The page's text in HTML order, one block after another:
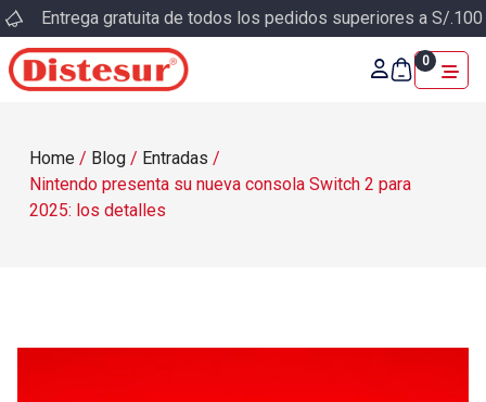
Entrega gratuita de todos los pedidos superiores a S/.100
0
Home / Blog / Entradas /
Nintendo presenta su nueva consola Switch 2 para
2025: los detalles